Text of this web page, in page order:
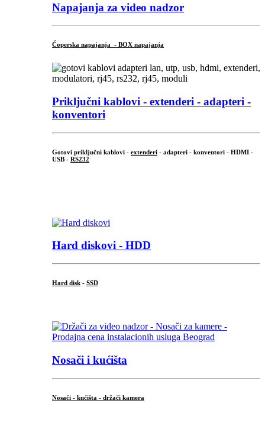
Napajanja za video nadzor
Čoperska napajanja - BOX napajanja
Priključni kablovi - extenderi - adapteri -
konventori
Gotovi priključni kablovi - extenderi - adapteri - konventori - HDMI -
USB - RS232
Hard diskovi - HDD
Hard disk - SSD
Nosači i kućišta
Nosači - kućišta - držači kamera